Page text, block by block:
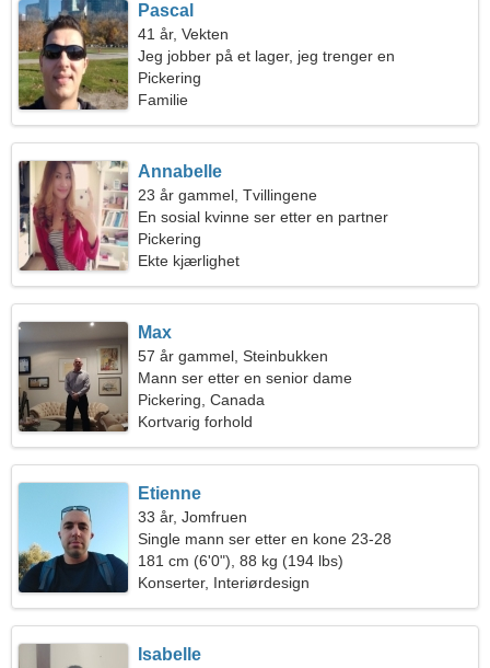
Pascal
41 år, Vekten
Jeg jobber på et lager, jeg trenger en
ekstraordinær kvinne
Pickering
Familie
Annabelle
23 år gammel, Tvillingene
En sosial kvinne ser etter en partner
Pickering
Ekte kjærlighet
Max
57 år gammel, Steinbukken
Mann ser etter en senior dame
Pickering, Canada
Kortvarig forhold
Etienne
33 år, Jomfruen
Single mann ser etter en kone 23-28
181 cm (6'0"), 88 kg (194 lbs)
Konserter, Interiørdesign
Isabelle